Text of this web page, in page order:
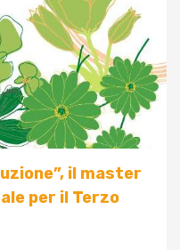
il master
per il Terzo